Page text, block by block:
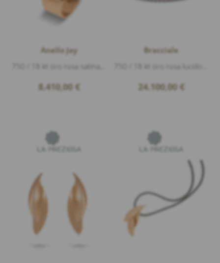
Anello Jay
8.410,00 €
Bracciale
24.100,00 €